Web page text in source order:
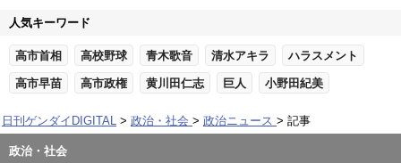
人気キーワード
高市首相 高校野球 青木歌音 清水アキラ ハラスメント
高市早苗 高市政権 黄川田仁志 巨人 小野田紀美
日刊ゲンダイDIGITAL 政治・社会 政治ニュース 記事
政治・社会